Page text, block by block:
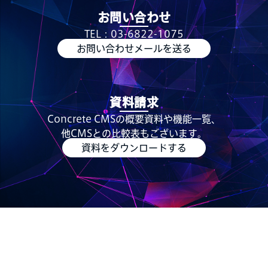
お問い合わせ
TEL：03-6822-1075
お問い合わせメールを送る
資料請求
Concrete CMSの概要資料や機能一覧、
他CMSとの比較表もございます。
資料をダウンロードする